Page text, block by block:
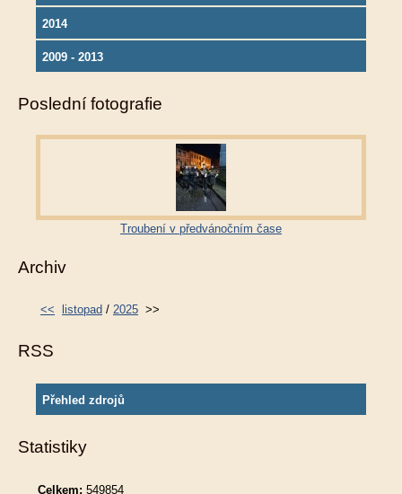
2014
2009 - 2013
Poslední fotografie
Troubení v předvánočním čase
Archiv
<< listopad / 2025 >>
RSS
Přehled zdrojů
Statistiky
Celkem: 549854